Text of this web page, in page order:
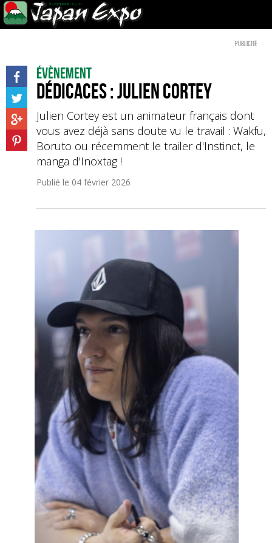
Publicité
Évènement
Dédicaces : Julien Cortey
Julien Cortey est un animateur français dont
vous avez déjà sans doute vu le travail : Wakfu,
Boruto ou récemment le trailer d'Instinct, le
manga d'Inoxtag !
Publié le 04 février 2026